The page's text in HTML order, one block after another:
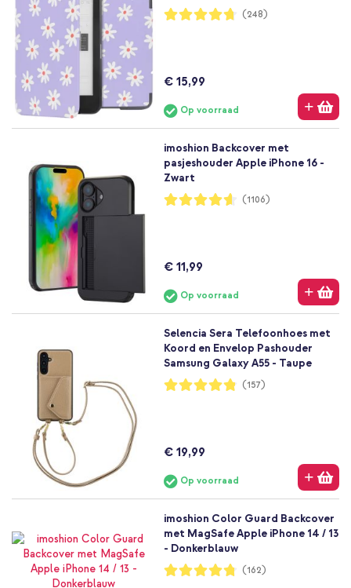
Waardering:
94%
(248)
€ 15,99
Op voorraad
imoshion Backcover met
pasjeshouder Apple iPhone 16 -
Zwart
Waardering:
92%
(1106)
€ 11,99
Op voorraad
Selencia Sera Telefoonhoes met
Koord en Envelop Pashouder
Samsung Galaxy A55 - Taupe
Waardering:
96%
(157)
€ 19,99
Op voorraad
imoshion Color Guard Backcover
met MagSafe Apple iPhone 14 / 13
- Donkerblauw
Waardering:
95%
(162)